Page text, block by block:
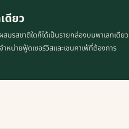
ดียว
มรสชาติใดก็ได้เป็นรายกล่องบนพาเลทเดียว
น่ายฟู้ดเซอร์วิสและเชนคาเฟ่ที่ต้องการ